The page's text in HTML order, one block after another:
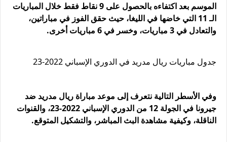
الموسم بعد اكتفاءه بالحصول على 9 نقاط فقط خلال المباريات
الـ 11 التي خاضها في الليغا، حيث حقق الفوز في مباراتين،
والتعادل في 3 مباريات، وخسر في 6 مباريات أخرى.
جدول مباريات ريال مدريد في الدوري الإسباني 2022-23
وفي الأسطر التالية نتعرف إلى موعد مباراة ريال مدريد ضد
جيرونا في الجولة 12 من الدوري الإسباني 2022-23، والقنوات
الناقلة، وكيفية مشاهدة البث المباشر، والتشكيل المتوقع.